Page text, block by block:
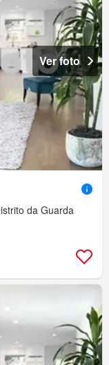
Ver foto
da Guarda